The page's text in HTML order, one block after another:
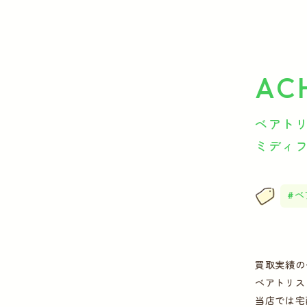
ベアト
ミディ
買取実績
ベアトリ
当店では